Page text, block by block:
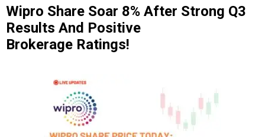
Wipro Share Soar 8% After Strong Q3
Results And Positive
Brokerage Ratings!